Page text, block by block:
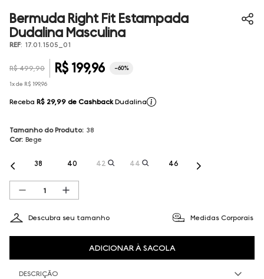
Bermuda Right Fit Estampada
Dudalina Masculina
REF: 17.01.1505_01
R$ 499,90 R$199,96 -60%
1x de R$ 199,96
Receba R$ 29,99 de Cashback Dudalina
Tamanho do Produto: 38
Cor: Bege
38 40 42 44 46
Descubra seu tamanho Medidas Corporais
ADICIONAR À SACOLA
DESCRIÇÃO